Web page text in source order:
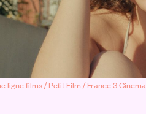
ligne films / Petit Film / France 3 Cinema